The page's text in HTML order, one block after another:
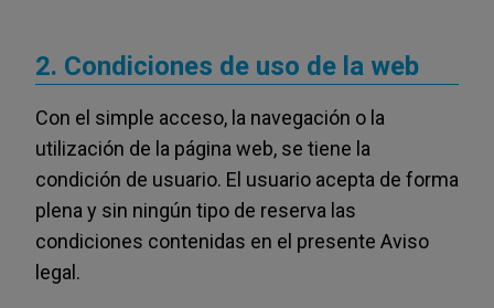
2. Condiciones de uso de la web
Con el simple acceso, la navegación o la
utilización de la página web, se tiene la
condición de usuario. El usuario acepta de forma
plena y sin ningún tipo de reserva las
condiciones contenidas en el presente Aviso
legal.